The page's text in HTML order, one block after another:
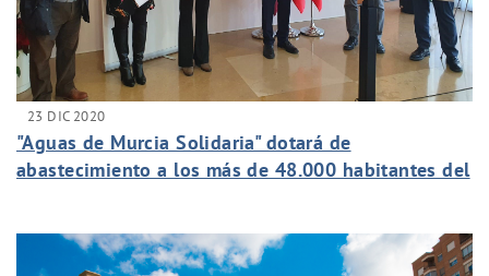
23 DIC 2020
"Aguas de Murcia Solidaria" dotará de
abastecimiento a los más de 48.000 habitantes del